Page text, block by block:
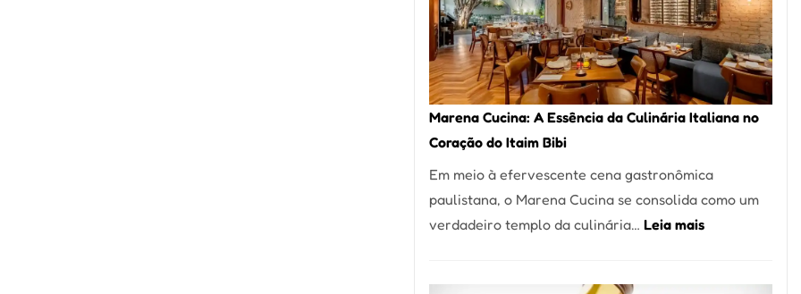
o
Forno
Ideal
para
sua
Marena Cucina: A Essência da Culinária Italiana no
Coração do Itaim Bibi
Em meio à efervescente cena gastronômica
paulistana, o Marena Cucina se consolida como um
verdadeiro templo da culinária… Leia mais: